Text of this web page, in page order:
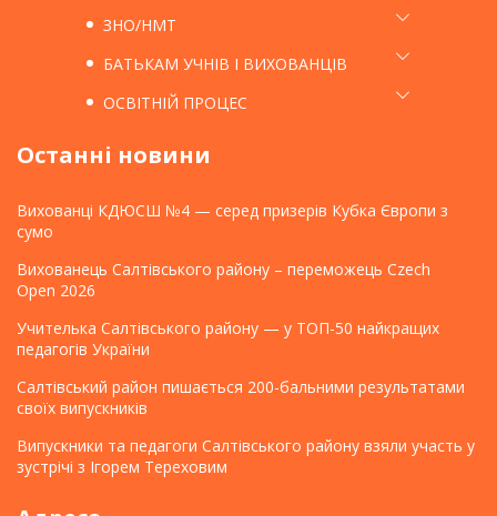
ЗНО/НМТ
БАТЬКАМ УЧНІВ І ВИХОВАНЦІВ
ОСВІТНІЙ ПРОЦЕС
Останні новини
Вихованці КДЮСШ №4 — серед призерів Кубка Європи з
сумо
Вихованець Салтівського району – переможець Czech
Open 2026
Учителька Салтівського району — у ТОП-50 найкращих
педагогів України
Салтівський район пишається 200-бальними результатами
своїх випускників
Випускники та педагоги Салтівського району взяли участь у
зустрічі з Ігорем Тереховим